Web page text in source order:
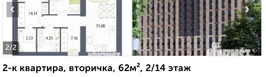
2/2
‹ ›
2-к квартира, вторичка, 62м², 2/14 этаж